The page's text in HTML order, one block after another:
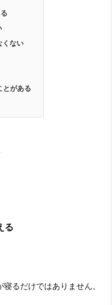
くない
とがある
る
るだけではありません。